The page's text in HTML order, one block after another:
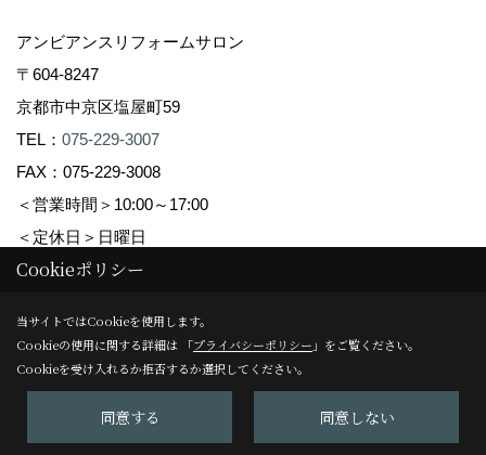
アンビアンスリフォームサロン
〒604-8247
京都市中京区塩屋町59
TEL： 075-229-3007
FAX：075-229-3008
＜営業時間＞10:00～17:00
＜定休日＞日曜日
Copyright (c) Ambiance Co.,Ltd. All Rights Reserved.
Produced byゴデスクリエイト
Cookieポリシー
当サイトではCookieを使用します。
Cookieの使用に関する詳細は 「プライバシーポリシー 」をご覧ください。
Cookieを受け入れるか拒否するか選択してください。
同意する 同意しない